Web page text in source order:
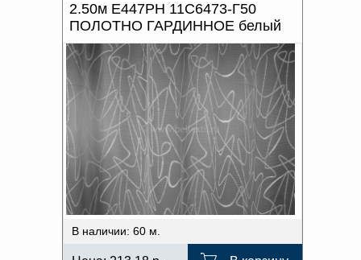
2.50м Е447РН 11С6473-Г50
ПОЛОТНО ГАРДИННОЕ белый
В наличии: 60 м.